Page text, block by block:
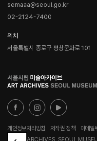
semaaa@seoul.go.kr
02-2124-7400
위치
서울특별시 종로구 평창문화로 101
로
고
개인정보처리방침 저작권 정책 이메일
© ART ARCHIVES, SEOUL